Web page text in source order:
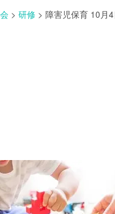
> 研修 > 障害児保育 10月4